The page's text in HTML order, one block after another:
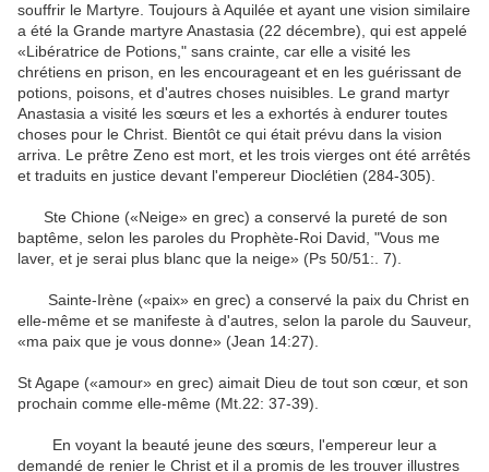
souffrir le Martyre Toujours à Aquilée et ayant une vision similaire
a été la Grande martyreAnastasia (22 décembre) qui est appelé
«Libératrice de Potions " sans crainte , car elle a visité les
chrétiens en prison , en les encourageant et en les guérissant de
potions , poisons, et d'autres choses nuisibles Le grand martyr
Anastasia a visité les sœurs et les a exhortés à endurer toutes
choses pour le Christ Bientôt ce qui était prévu dans la vision
arriva
Le prêtre Zeno est mort et les trois vierges ont été arrêtés
et traduits en justice devant l'empereur Dioclétien (284-305)
Ste Chione («Neige» en grec) a conservé la pureté de son
baptême , selon les paroles du Prophète-Roi David "Vous me
laver, et je serai plus blanc que la neige» (Ps 50/51 : 7).
Sainte-Irène («paix» en grec) a conservé la paix du Christ en
elle-même et se manifeste à d'autres selon la parole du Sauveur,
«ma paix que je vous donne» (Jean 14:27)
StAgape («amour» en grec) aimait Dieu de tout son cœur, et son
prochain comme elle-même (Mt.22: 37-39)
En voyant la beauté jeune des sœurs l'empereur leur a
demandé de renier le Christ et il a promis de les trouver illustres